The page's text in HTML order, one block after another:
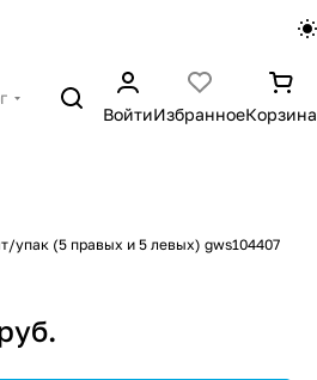
ВойтиИзбранноеКорзина
упак (5 правых и 5 левых) gws104407